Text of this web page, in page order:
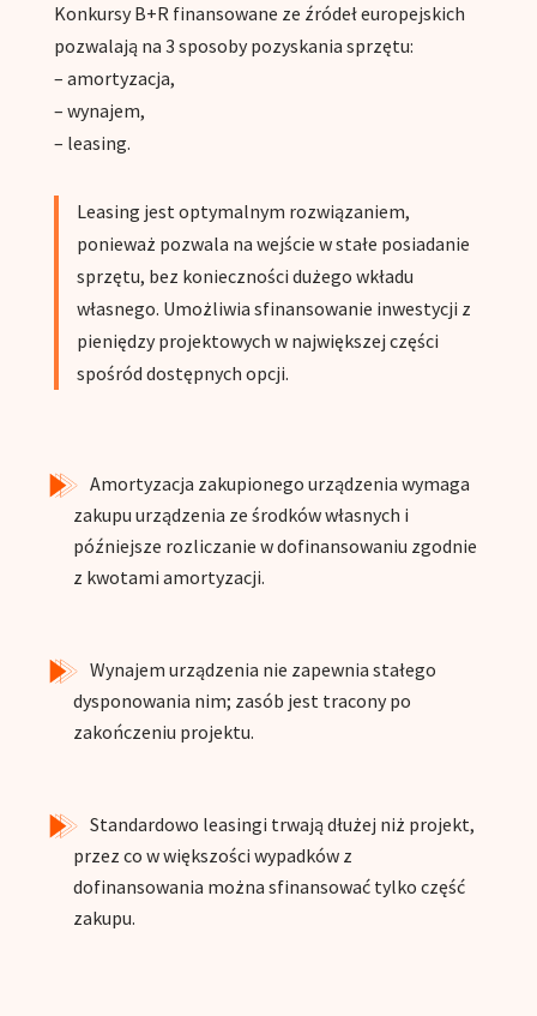
Konkursy B+R finansowane ze źródeł europejskich
pozwalają na 3 sposoby pozyskania sprzętu:
– amortyzacja,
– wynajem,
– leasing.
Leasing jest optymalnym rozwiązaniem,
ponieważ pozwala na wejście w stałe posiadanie
sprzętu, bez konieczności dużego wkładu
własnego. Umożliwia sfinansowanie inwestycji z
pieniędzy projektowych w największej części
spośród dostępnych opcji.
Amortyzacja zakupionego urządzenia wymaga
zakupu urządzenia ze środków własnych i
późniejsze rozliczanie w dofinansowaniu zgodnie
z kwotami amortyzacji.
Wynajem urządzenia nie zapewnia stałego
dysponowania nim; zasób jest tracony po
zakończeniu projektu.
Standardowo leasingi trwają dłużej niż projekt,
przez co w większości wypadków z
dofinansowania można sfinansować tylko część
zakupu.